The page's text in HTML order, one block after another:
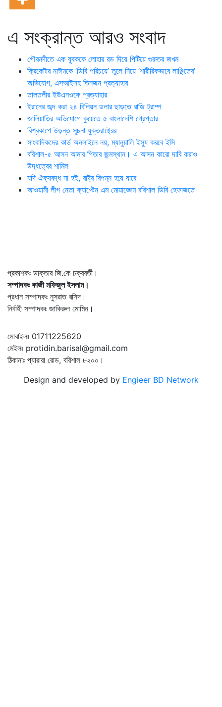
এ সংক্রান্ত আরও সংবাদ
গৌরনদীতে এক যুবককে লোহার রড দিয়ে পিটিয়ে গুরুতর জখম
ক্রিকেটার নাঈমকে ‘ডিবি পরিচয়ে’ তুলে নিয়ে ‘শারীরিকভাবে লাঞ্ছিতের’
অভিযোগ, এসআইসহ তিনজন প্রত্যাহার
তালতলীর ইউএনওকে প্রত্যাহার
ইরানের জব্দ করা ২৪ বিলিয়ন ডলার ছাড়তে রাজি ট্রাম্প
জালিয়াতির অভিযোগে কুয়েতে ৫ বাংলাদেশি গ্রেপ্তার
বিশ্বকাপে উড়ন্ত সূচনা যুক্তরাষ্ট্রের
সাংবাদিকদের কার্ড অনলাইনে নয়, ম্যানুয়ালি ইস্যু করবে ইসি
বরিশাল-৫ আসন আমার পিতার জন্মস্থান। এ আসন কারো দাবি করাও
উদ্ধত্বের শামিল
যদি ঐক্যবদ্ধ না হই, রাষ্ট্র বিপন্ন হয়ে যাবে
আওয়ামী লীগ নেতা ক্যাপ্টেন এম মোয়াজ্জেম বরিশাল ডিবি হেফাজতে
প্রকাশকঃ ডাক্তার জি.কে চক্রবর্তী।
সম্পাদকঃ কাজী মফিজুল ইসলাম।
প্রধান সম্পাদকঃ নুসরাত রসিদ।
নির্বাহী সম্পাদকঃ জাকিরুল মোমিন।
মোবাইলঃ 01711225620
মেইলঃ protidin.barisal@gmail.com
ঠিকানাঃ প্যারারা রোড, বরিশাল ৮২০০।
Design and developed by Engieer BD Network